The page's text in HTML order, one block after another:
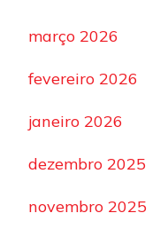
março 2026
fevereiro 2026
janeiro 2026
dezembro 2025
novembro 2025